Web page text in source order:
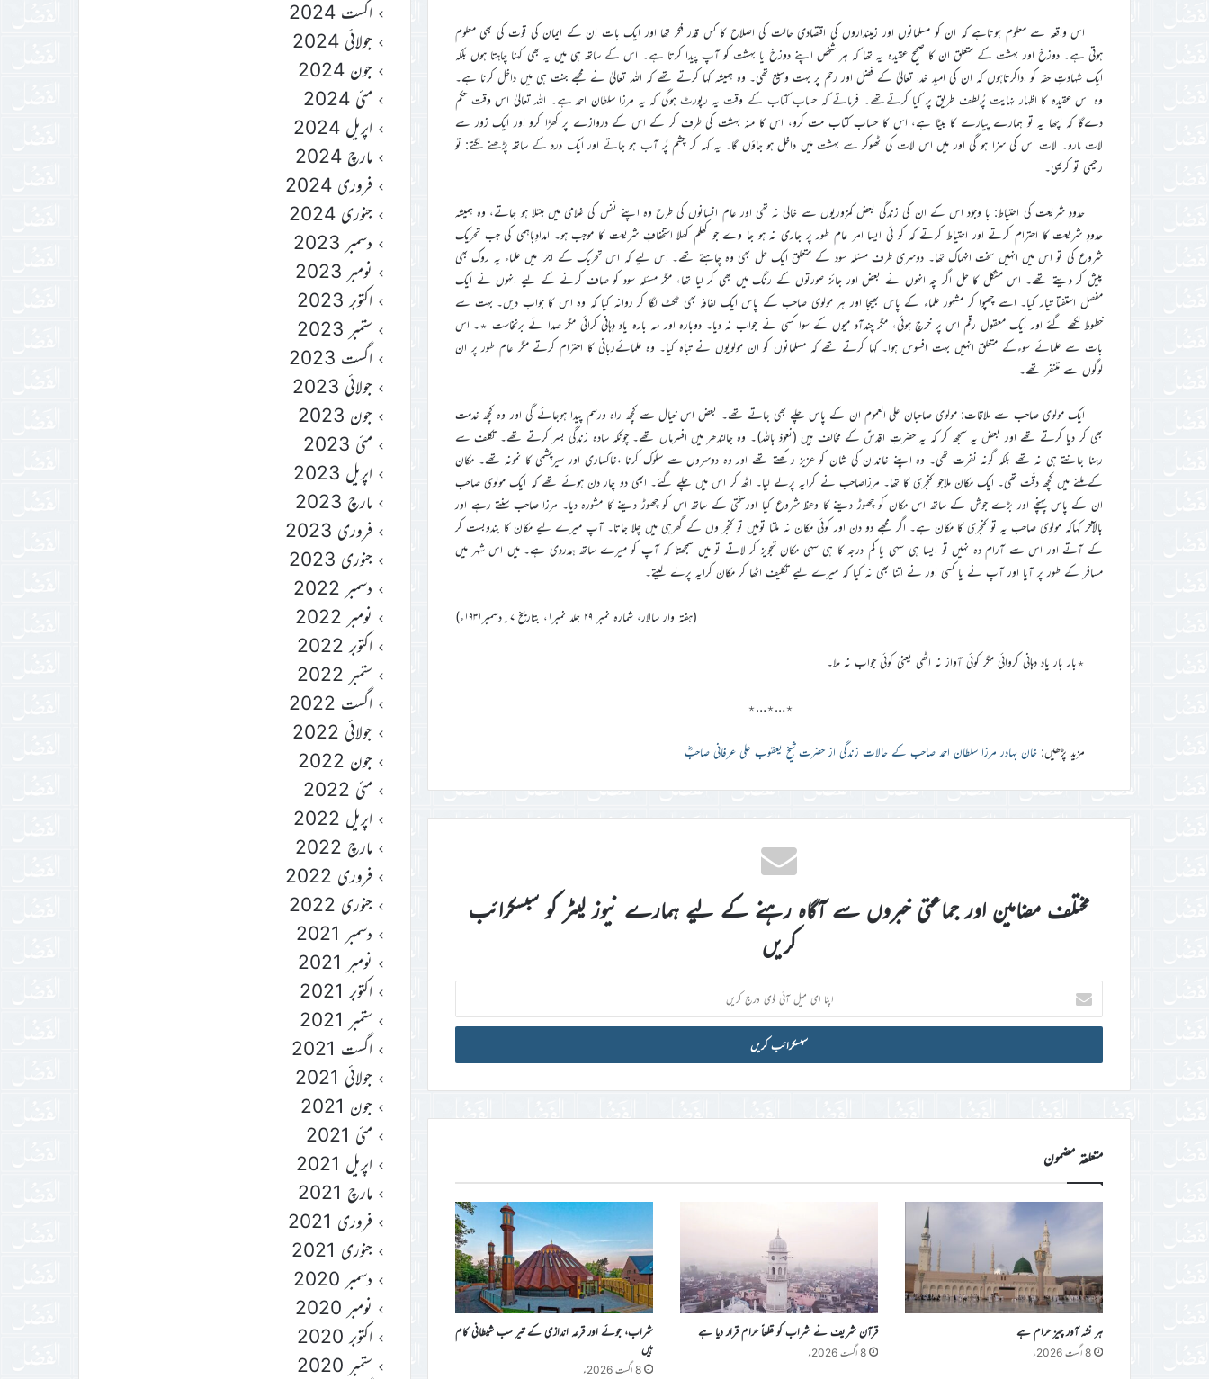
اس واقعہ سے معلوم ہوتاہے کہ ان کو مسلمانوں اور زمینداروں کی اقتصادی حالت کی اصلاح کا کس قدر فکر تھا اور ایک بات ان کے ایمان کی قوت کی بھی معلوم
ہوتی ہے۔ دوزخ اور بہشت کے متعلق ان کا صحیح عقیدہ یہ تھا کہ ہر شخص اپنے دوزخ یا بہشت کو آپ پیدا کرتا ہے۔ اس کے ساتھ ہی میں یہ بھی کہنا چاہتا ہوں بلکہ
ایک شہادتِ حقہ کو اداکرتاہوں کہ ان کی امید خدا تعالیٰ کے فضل اور رحم پر بہت وسیع تھی۔ وہ ہمیشہ کہا کرتے تھے کہ اللہ تعالیٰ نے مجھے جنت ہی میں داخل کرنا ہے۔
وہ اس عقیدہ کا اظہار نہایت پُرلطف طریق پر کیا کرتےتھے۔ فرماتے کہ حساب کتاب کے وقت یہ رپورٹ ہوگی کہ یہ مرزا سلطان احمد ہے۔ اللہ تعالیٰ اس وقت حکم
دےگا کہ اچھا یہ تو ہمارے پیارے کا بیٹا ہے، اس کا حساب کتاب مت کرو، اس کا منہ بہشت کی طرف کر کے اس کے دروازے پر کھڑا کرو اور ایک زور سے
لات مارو۔ لات اس کی سزا ہو گی اور میں اس لات کی ٹھوکر سے بہشت میں داخل ہو جاؤں گا۔ یہ کہہ کر چشم پُر آب ہو جاتے اور ایک درد کے ساتھ پڑھنے لگتے: تو
رحیمی تو کریمی۔
حدودِ شریعت کی احتیاط: با وجود اس کے ان کی زندگی بعض کمزوریوں سے خالی نہ تھی اور عام انسانوں کی طرح وہ اپنے نفس کی غلامی میں مبتلا ہو جاتے، وہ ہمیشہ
حدودِ شریعت کا احترام کرتے اور احتیاط کرتے کہ کو ئی ایسا امر عام طور پر جاری نہ ہو جا وے جو کھلم کھلا استخفافِ شریعت کا موجب ہو۔ امدادِباہمی کی جب تحریک
شروع کی تو اس میں انہیں سخت انہماک تھا۔ دوسری طرف مسئلہ سود کے متعلق ایک حل بھی وہ چاہتے تھے۔ اس لیے کہ اس تحریک کے اجرا میں علماء یہ روک بھی
پیش کر دیتے تھے۔ اس مشکل کا حل اگر چہ انہوں نے بعض اور جائز صورتوں کے رنگ میں بھی کر لیا تھا، مگر مسئلہ سود کو صاف کرنے کے لیے انہوں نے ایک
مفصل استفتا تیار کیا۔ اسے چھپوا کر مشہور علماء کے پاس بھیجا اور ہر مولوی صاحب کے پاس ایک لفافہ بھی ٹکٹ لگا کر روانہ کیا کہ وہ اس کا جواب دیں۔ بہت سے
خطوط لکھے گئے اور ایک معقول رقم اس پر خرچ ہوئی، مگر چندآد میوں کے سوا کسی نے جواب نہ دیا۔ دوبارہ اور سہ باره یاد دِہانی کرائی مگر صدا ئے برنخاست ٭۔ اس
بات سے علمائے سوءکے متعلق انہیں بہت افسوس ہوا۔ کہا کرتے تھے کہ مسلمانوں کو ان مولویوں نے تباہ کیا۔ وه علمائےربانی کا احترام کرتے مگر عام طور پر ان
لوگوں سے متنفر تھے۔
ایک مولوی صاحب سے ملاقات: مولوی صاحبان علی العموم ان کے پاس چلے بھی جاتے تھے۔ بعض اس خیال سے کچھ راہ ورسم پیدا ہوجائے گی اور وہ کچھ خدمت
بھی کر دیا کرتے تھے اور بعض یہ سمجھ کر کہ یہ حضرتِ اقدسؑ کے مخالف ہیں (نعوذ باللہ)۔ وہ جالندھر میں افسرمال تھے۔ چونکہ سادہ زندگی بسر کرتے تھے۔ تکلف سے
رہنا جانتے ہی نہ تھے بلکہ گونہ نفرت تھی۔ وہ اپنے خاندان کی شان کو عزیز ر کھتے تھے اور وہ دوسروں سے سلوک کرنا ،خاکساری اور سیرچشمی کا نمونہ تھے۔ مکان
کے ملنے میں کچھ دقّت تھی۔ ایک مکان ملاجو کنجری کا تھا۔ مرزاصاحب نے کرایہ پرلے لیا۔ اٹھ کر اس میں چلے گئے۔ ابھی دو چار دن ہوئے تھے کہ ایک مولوی صاحب
ان کے پاس پہنچے اور بڑے جوش کے ساتھ اس مکان کو چھوڑ دینے کا وعظ شروع کیا اورسختی کے ساتھ اس کو چھوڑ دینے کا مشورہ دیا۔ مرزا صاحب سنتے رہے اور
بالآخر کہاکہ مولوی صاحب یہ تو کنجری کا مکان ہے۔ اگر مجھے دو دن اور کوئی مکان نہ ملتا تومیں تو کنجر وں کے گھرہی میں چلا جاتا۔ آپ میرے لیے مکان کا بندوبست کر
کے آتے اور اس سے آرام دہ نہیں تو ایسا ہی سہی یا کم درجہ کا ہی سہی مکان تجویز کر لاتے تو میں سمجھتا کہ آپ کو میرے ساتھ ہمدردی ہے۔ میں اس شہر میں
مسافر کے طور پر آیا اور آپ نے یا کسی اور نے اتنا بھی نہ کیا کہ میرے لیے تکلیف اٹھا کر مکان کرایہ پرلے لیتے۔
(ہفتہ وار سالار، شمارہ نمبر ۲۹ جلد نمبر۱، بتاریخ ۷؍دسمبر۱۹۳۱ء)
٭بار بار یاد دہانی کروائی مگر کوئی آواز نہ اٹھی یعنی کوئی جواب نہ ملا۔
٭…٭…٭
مزید پڑھیں: خان بہادر مرزا سلطان احمد صاحب کے حالات زندگی از حضرت شیخ یعقوب علی عرفانی صاحبؓ
مختلف مضامین اور جماعتی خبروں سے آگاہ رہنے کے لیے ہمارے نیوز لیٹر کو سبسکرائب
کریں
اپنا
ای
میل
ڈی
متعلقہ مضمون
ہر نشہ آور چیز حرام ہے
8 اگست 2026ء
قرآن شریف نے شراب کو قطعاً حرام قرار دیا ہے
8 اگست 2026ء
شراب، جوئے اور قرعہ اندازی کے تیر سب شیطانی کام
ہیں
8 اگست 2026ء
اگست 2024
جولائی 2024
جون 2024
مئی 2024
اپریل 2024
مارچ 2024
فروری 2024
جنوری 2024
دسمبر 2023
نومبر 2023
اکتوبر 2023
ستمبر 2023
اگست 2023
جولائی 2023
جون 2023
مئی 2023
اپریل 2023
مارچ 2023
فروری 2023
جنوری 2023
دسمبر 2022
نومبر 2022
اکتوبر 2022
ستمبر 2022
اگست 2022
جولائی 2022
جون 2022
مئی 2022
اپریل 2022
مارچ 2022
فروری 2022
جنوری 2022
دسمبر 2021
نومبر 2021
اکتوبر 2021
ستمبر 2021
اگست 2021
جولائی 2021
جون 2021
مئی 2021
اپریل 2021
مارچ 2021
فروری 2021
جنوری 2021
دسمبر 2020
نومبر 2020
اکتوبر 2020
ستمبر 2020